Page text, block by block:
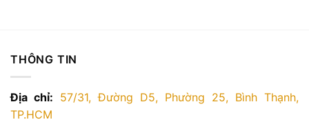
THÔNG TIN
Địa chỉ: 57/31, Đường D5, Phường 25, Bình Thạnh,
TP.HCM